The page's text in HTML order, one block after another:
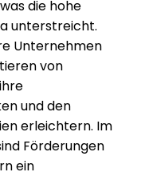
die hohe
unterstreicht.
Unternehmen
von
und den
erleichtern. Im
Förderungen
ein